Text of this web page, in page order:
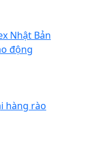
Nhật Bản
động
hàng rào